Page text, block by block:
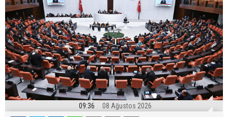
09:36 08 Ağustos 2026